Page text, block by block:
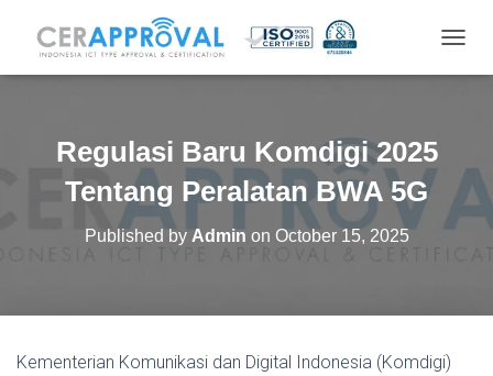
O
Regulasi Baru Komdigi 2025
Tentang Peralatan BWA 5G
Published by Admin on October 15, 2025
Kementerian Komunikasi dan Digital Indonesia (Komdigi)